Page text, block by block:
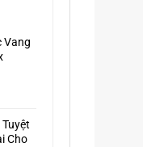
Vang
Cho